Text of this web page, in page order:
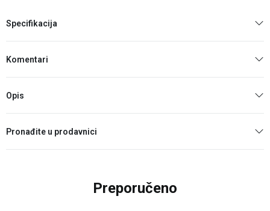
Specifikacija
Komentari
Opis
Pronađite u prodavnici
Preporučeno